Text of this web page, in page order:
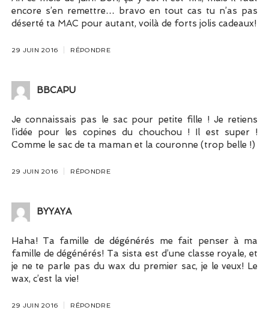
encore s’en remettre… bravo en tout cas tu n’as pas
déserté ta MAC pour autant, voilà de forts jolis cadeaux!
29 JUIN 2016 RÉPONDRE
BBCAPU
Je connaissais pas le sac pour petite fille ! Je retiens
l’idée pour les copines du chouchou ! Il est super !
Comme le sac de ta maman et la couronne (trop belle !)
29 JUIN 2016 RÉPONDRE
BYYAYA
Haha! Ta famille de dégénérés me fait penser à ma
famille de dégénérés! Ta sista est d’une classe royale, et
je ne te parle pas du wax du premier sac, je le veux! Le
wax, c’est la vie!
29 JUIN 2016 RÉPONDRE